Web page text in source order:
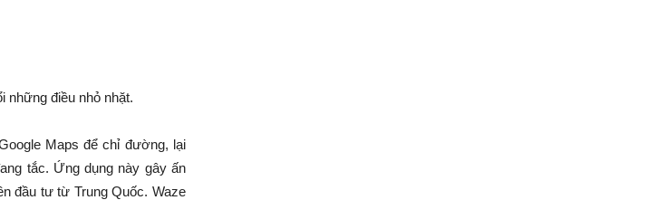
những điều nhỏ nhặt.
Maps để chỉ đường, lại
tắc. Ứng dụng này gây ấn
đầu tư từ Trung Quốc. Waze